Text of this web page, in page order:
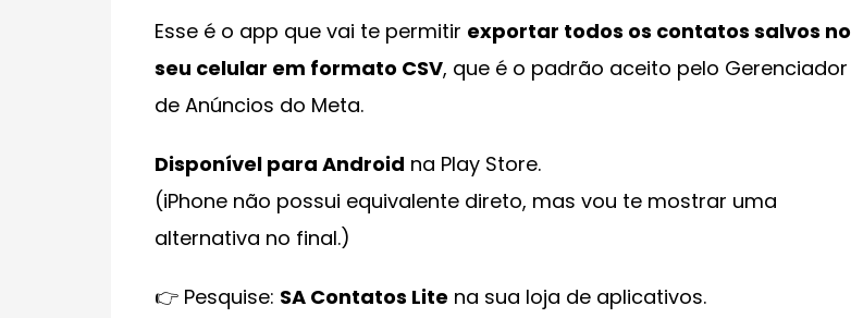
Esse é o app que vai te permitir exportar todos os contatos salvos no
seu celular em formato CSV, que é o padrão aceito pelo Gerenciador
de Anúncios do Meta.
Disponível para Android na Play Store.
(iPhone não possui equivalente direto, mas vou te mostrar uma
alternativa no final.)
👉 Pesquise: SA Contatos Lite na sua loja de aplicativos.